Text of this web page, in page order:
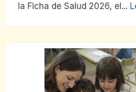
la Ficha de Salud 2026, el...